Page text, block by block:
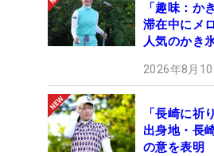
「趣味：か
滞在中にメ
人気のかき
2026年8月
「長崎に祈
出身地・長
の意を表明